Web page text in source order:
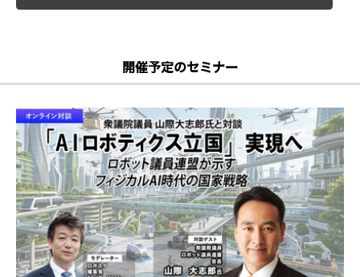
開催予定のセミナー